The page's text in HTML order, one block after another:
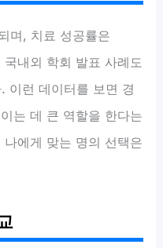
며, 치료 성공률은
내외 학회 발표 사례도
이런 데이터를 보면 경
는 데 큰 역할을 한다는
에게 맞는 명의 선택은